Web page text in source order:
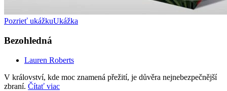
Pozrieť ukážkuUkážka
Bezohledná
Lauren Roberts
V království, kde moc znamená přežití, je důvěra nejnebezpečnější
zbraní. Čítať viac